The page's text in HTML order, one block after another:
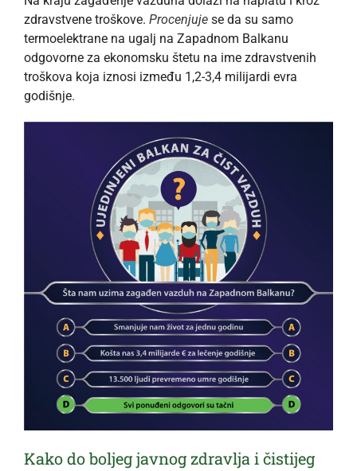
zdravstvene troškove. Procenjuje se da su samo
termoelektrane na ugalj na Zapadnom Balkanu
odgovorne za ekonomsku štetu na ime zdravstvenih
troškova koja iznosi između 1,2-3,4 milijardi evra
godišnje.
Kako do boljeg javnog zdravlja i čistijeg